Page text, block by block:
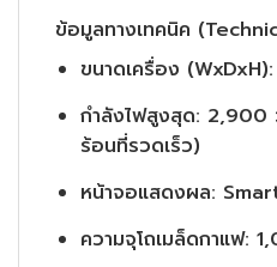
ข้อมูลทางเทคนิค
ขนาดเครื่อง
กำลังไฟสูงสุด: 2,900
ร้อนที่รวดเร็ว)
หน้าจอแสดงผล:
ความจุโถเมล็ดกาแฟ: